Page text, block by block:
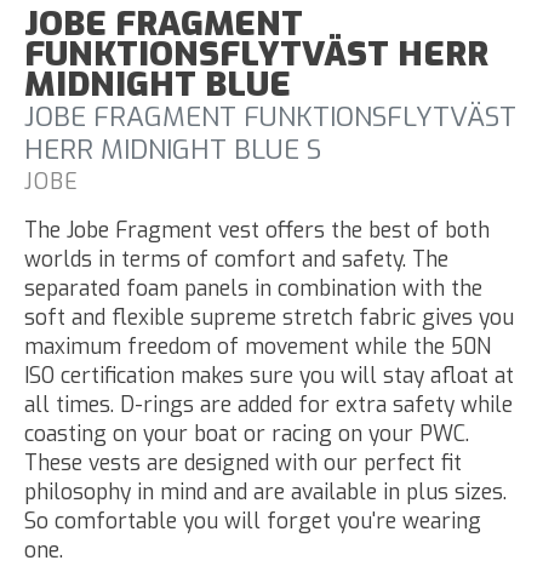
JOBE FRAGMENT
FUNKTIONSFLYTVÄST HERR
MIDNIGHT BLUE
JOBE FRAGMENT FUNKTIONSFLYTVÄST
HERR MIDNIGHT BLUE S
JOBE
The Jobe Fragment vest offers the best of both
worlds in terms of comfort and safety. The
separated foam panels in combination with the
soft and flexible supreme stretch fabric gives you
maximum freedom of movement while the 50N
ISO certification makes sure you will stay afloat at
all times. D-rings are added for extra safety while
coasting on your boat or racing on your PWC.
These vests are designed with our perfect fit
philosophy in mind and are available in plus sizes.
So comfortable you will forget you're wearing
one.